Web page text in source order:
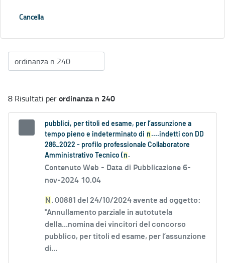
Cancella
8 Risultati perordinanza n 240
pubblici, per titoli ed esame, per l’assunzione a
tempo pieno e indeterminato di n ....indetti con DD
286_2022 - profilo professionale Collaboratore
Amministrativo Tecnico (n .
Contenuto Web - Data di Pubblicazione 6-
nov-2024 10.04
N . 00881 del 24/10/2024 avente ad oggetto:
"Annullamento parziale in autotutela
della...nomina dei vincitori del concorso
pubblico, per titoli ed esame, per l’assunzione
di...